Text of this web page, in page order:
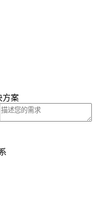
方案